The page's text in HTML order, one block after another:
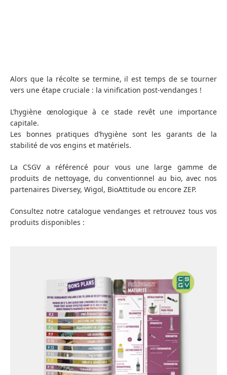
Alors que la récolte se termine, il est temps de se tourner
vers une étape cruciale : la vinification post-vendanges !
L’hygiène œnologique à ce stade revêt une importance
capitale.
Les bonnes pratiques d’hygiène sont les garants de la
stabilité de vos engins et matériels.
La CSGV a référencé pour vous une large gamme de
produits de nettoyage, du conventionnel au bio, avec nos
partenaires Diversey, Wigol, BioAttitude ou encore ZEP.
Consultez notre catalogue vendanges et retrouvez tous vos
produits disponibles :